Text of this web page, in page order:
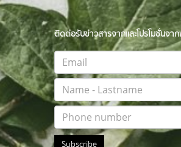
ติดต่อรับข่าวสารจากและโปรโมชั่นจาก
Subscribe